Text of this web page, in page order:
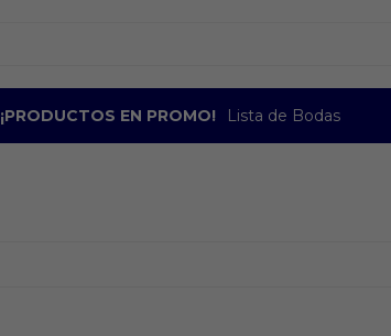
¡PRODUCTOS EN PROMO! Lista de Bodas